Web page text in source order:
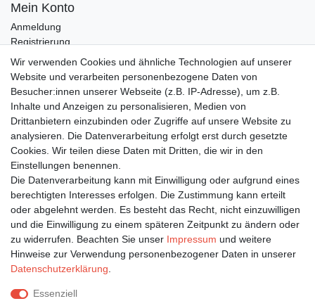
Mein Konto
Anmeldung
Registrierung
Wunschliste
Warenkorb
Bleiben Sie auf dem Laufenden ...
E-MAIL **
Newsletter
Honig
Hiermit bestätige ich, dass ich die
Einwilligung kann ich jederzeit widerrufen.**
Abonnieren
** Hierbei handelt es sich um ein Pflichtfeld.
Wir verwenden Cookies und ähnliche Technologien auf unserer
Website und verarbeiten personenbezogene Daten von
Besucher:innen unserer Webseite (z.B. IP-Adresse), um z.B.
Inhalte und Anzeigen zu personalisieren, Medien von
Drittanbietern einzubinden oder Zugriffe auf unsere Website zu
analysieren. Die Datenverarbeitung erfolgt erst durch gesetzte
Cookies. Wir teilen diese Daten mit Dritten, die wir in den
Einstellungen benennen.
Die Datenverarbeitung kann mit Einwilligung oder aufgrund eines
berechtigten Interesses erfolgen. Die Zustimmung kann erteilt
oder abgelehnt werden. Es besteht das Recht, nicht einzuwilligen
und die Einwilligung zu einem späteren Zeitpunkt zu ändern oder
zu widerrufen. Beachten Sie unser Impressum und weitere
Hinweise zur Verwendung personenbezogener Daten in unserer
Daten­schutz­erklärung
Essenziell